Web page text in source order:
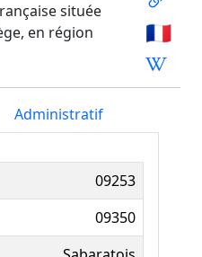
située
en région
🇫🇷
Administratif
09253
09350